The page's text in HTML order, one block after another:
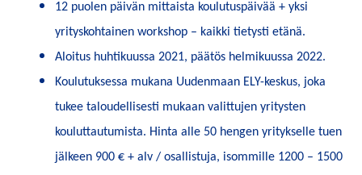
12 puolen päivän mittaista koulutuspäivää + yksi
yrityskohtainen workshop – kaikki tietysti etänä.
Aloitus huhtikuussa 2021, päätös helmikuussa 2022.
Koulutuksessa mukana Uudenmaan ELY-keskus, joka
tukee taloudellisesti mukaan valittujen yritysten
kouluttautumista. Hinta alle 50 hengen yritykselle tuen
jälkeen 900 € + alv / osallistuja, isommille 1200 – 1500